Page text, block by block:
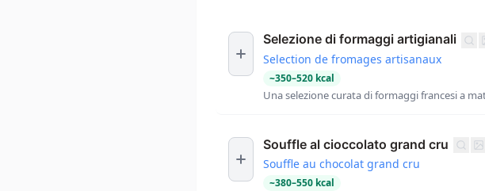
Selezione di formaggi artigianali
Selection de fromages artisanaux
~350–520 kcal
Una selezione curata di formaggi francesi a
Souffle al cioccolato grand cru
Souffle au chocolat grand cru
~380–550 kcal